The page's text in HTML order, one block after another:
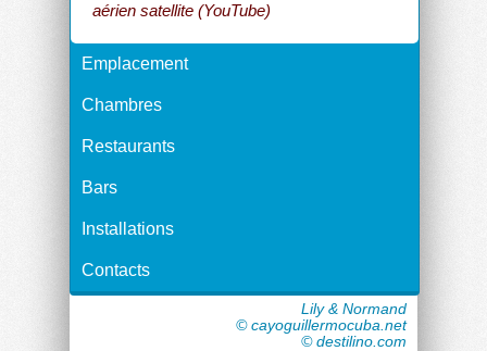
aérien satellite (YouTube)
Emplacement
Chambres
Restaurants
Bars
Installations
Contacts
Lily & Normand
© cayoguillermocuba.net
© destilino.com